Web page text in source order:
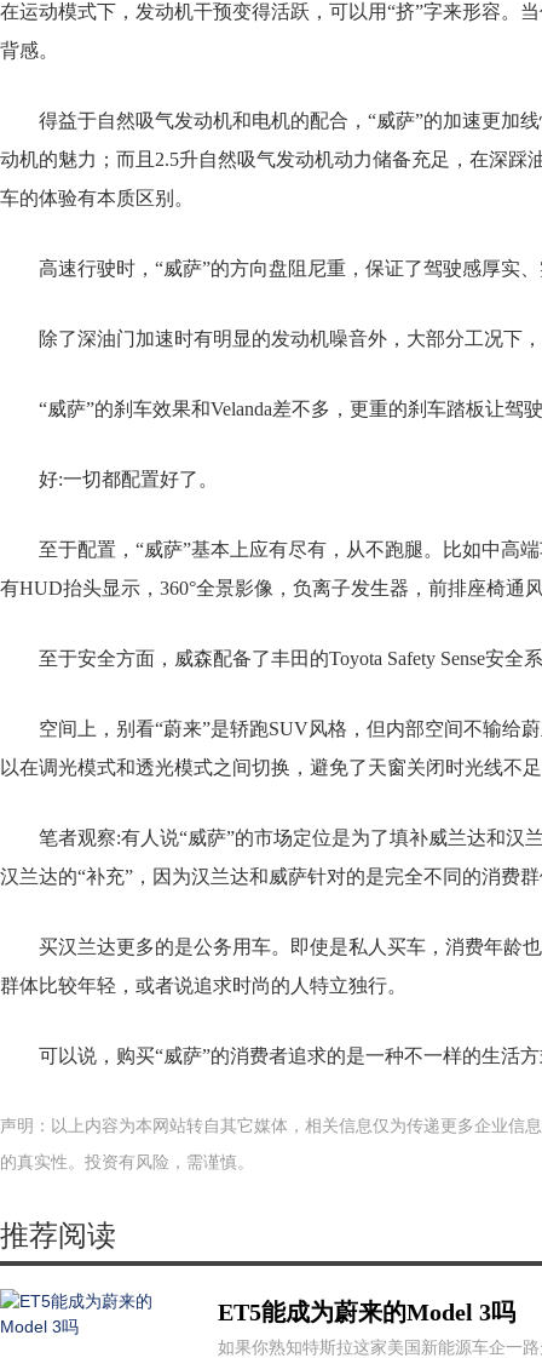
在运动模式下，发动机干预变得活跃，可以用“挤”字来形容。
背感。
得益于自然吸气发动机和电机的配合，“威萨”的加速更加
动机的魅力；而且2.5升自然吸气发动机动力储备充足，在深
车的体验有本质区别。
高速行驶时，“威萨”的方向盘阻尼重，保证了驾驶感厚实
除了深油门加速时有明显的发动机噪音外，大部分工况下
“威萨”的刹车效果和Velanda差不多，更重的刹车踏板让驾
好:一切都配置好了。
至于配置，“威萨”基本上应有尽有，从不跑腿。比如中高
有HUD抬头显示，360°全景影像，负离子发生器，前排座椅
至于安全方面，威森配备了丰田的Toyota Safety Sense安
空间上，别看“蔚来”是轿跑SUV风格，但内部空间不输给
以在调光模式和透光模式之间切换，避免了天窗关闭时光线不
笔者观察:有人说“威萨”的市场定位是为了填补威兰达和汉
汉兰达的“补充”，因为汉兰达和威萨针对的是完全不同的消费
买汉兰达更多的是公务用车。即使是私人买车，消费年龄
群体比较年轻，或者说追求时尚的人特立独行。
可以说，购买“威萨”的消费者追求的是一种不一样的生活
声明：以上内容为本网站转自其它媒体，相关信息仅为传递更多企业信
的真实性。投资有风险，需谨慎。
推荐阅读
ET5能成为蔚来的Model 3吗
如果你熟知特斯拉这家美国新能源车企一